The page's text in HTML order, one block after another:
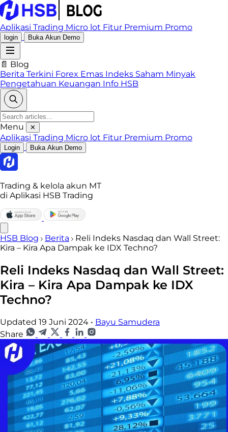
Aplikasi Trading Micro lot Fitur Premium Promo
login Buka Akun Demo
📄 Blog
Berita Terkini Forex Emas Indeks Saham Minyak
Pengetahuan Keuangan Info HSB
Menu ✕
Aplikasi Trading Micro lot Fitur Premium Promo
Login Buka Akun Demo
Trading & kelola akun MT
di Aplikasi HSB Trading
HSB Blog Berita
Reli Indeks Nasdaq dan Wall Street:
Kira – Kira Apa Dampak ke IDX Techno?
Reli Indeks Nasdaq dan Wall Street:
Kira – Kira Apa Dampak ke IDX
Techno?
Updated 19 Juni 2024 • Bayu Samudera
Share